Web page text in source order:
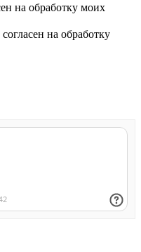
на обработку моих
на обработку